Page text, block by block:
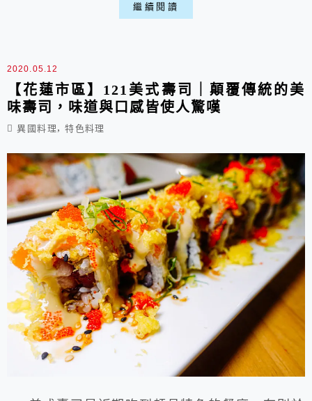
的特色料理，單人消費約在250-400的區間，人多
有對香料的鑽研與追求。無論是撒上獨門雲南香料
鹽、層次豐富的創意塔可飯，或軟嫩淡雅的燜雞...
繼續閱讀
2020.05.12
【花蓮市區】121美式壽司｜顛覆傳統的美
味壽司，味道與口感皆使人驚嘆
異國料理 ,特色料理